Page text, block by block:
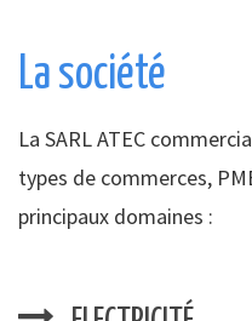
La société
La SARL ATEC
types de commerces,
principaux domaines :